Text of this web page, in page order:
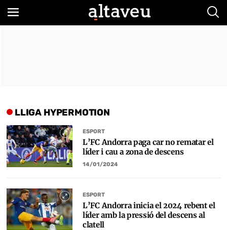
LLIGA HYPERMOTION
ESPORT
L’FC Andorra paga car no rematar el
líder i cau a zona de descens
14/01/2024
ESPORT
L’FC Andorra inicia el 2024 rebent el
líder amb la pressió del descens al
clatell